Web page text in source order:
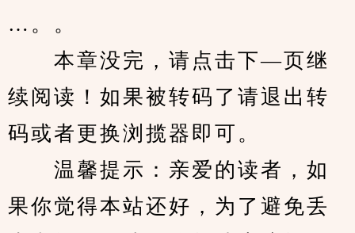
…。。
本章没完，请点击下—页继
续阅读！如果被转码了请退出转
码或者更换浏揽器即可。
温馨提示：亲爱的读者，如
果你觉得本站还好，为了避免丢